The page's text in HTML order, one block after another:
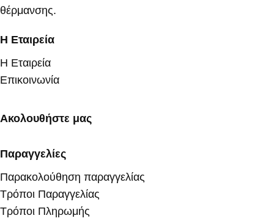
θέρμανσης.
Η Εταιρεία
Η Εταιρεία
Επικοινωνία
Ακολουθήστε μας
Παραγγελίες
Παρακολούθηση παραγγελίας
Τρόποι Παραγγελίας
Τρόποι Πληρωμής